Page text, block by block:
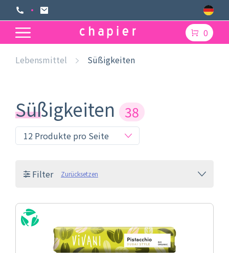
0
Lebensmittel Süßigkeiten
Süßigkeiten 38
Filter Zurücksetzen